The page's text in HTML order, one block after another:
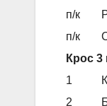
п/к
п/к
Крос 3
1
2